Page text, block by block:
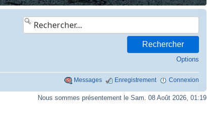
Options
Messages Enregistrement Connexion
Nous sommes présentement le Sam. 08 Août 2026, 01:19